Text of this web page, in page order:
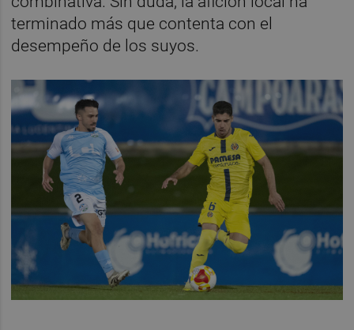
terminado más que contenta con el
desempeño de los suyos.